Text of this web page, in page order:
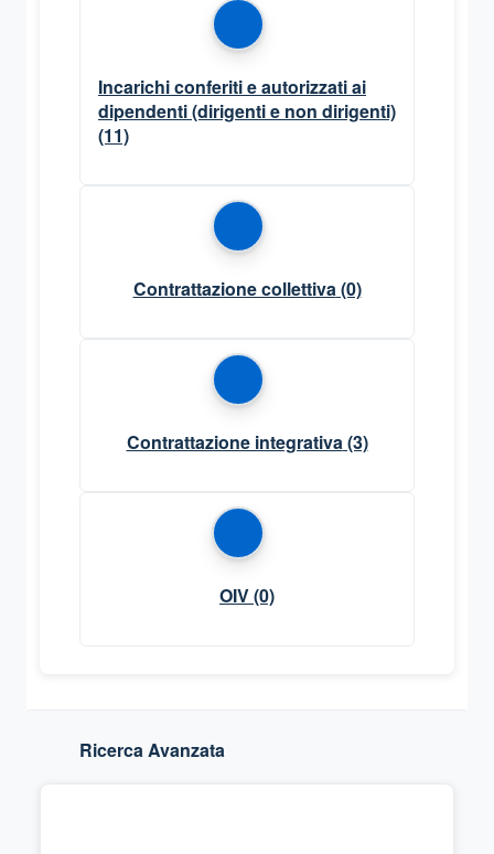
Incarichi conferiti e autorizzati ai
dipendenti (dirigenti e non dirigenti)
(11)
Contrattazione collettiva (0)
Contrattazione integrativa (3)
OIV(0)
Ricerca Avanzata